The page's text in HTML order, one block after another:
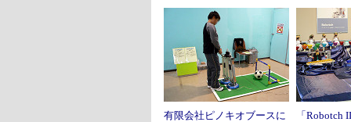
有限会社ピノキオブースに
「Robotch